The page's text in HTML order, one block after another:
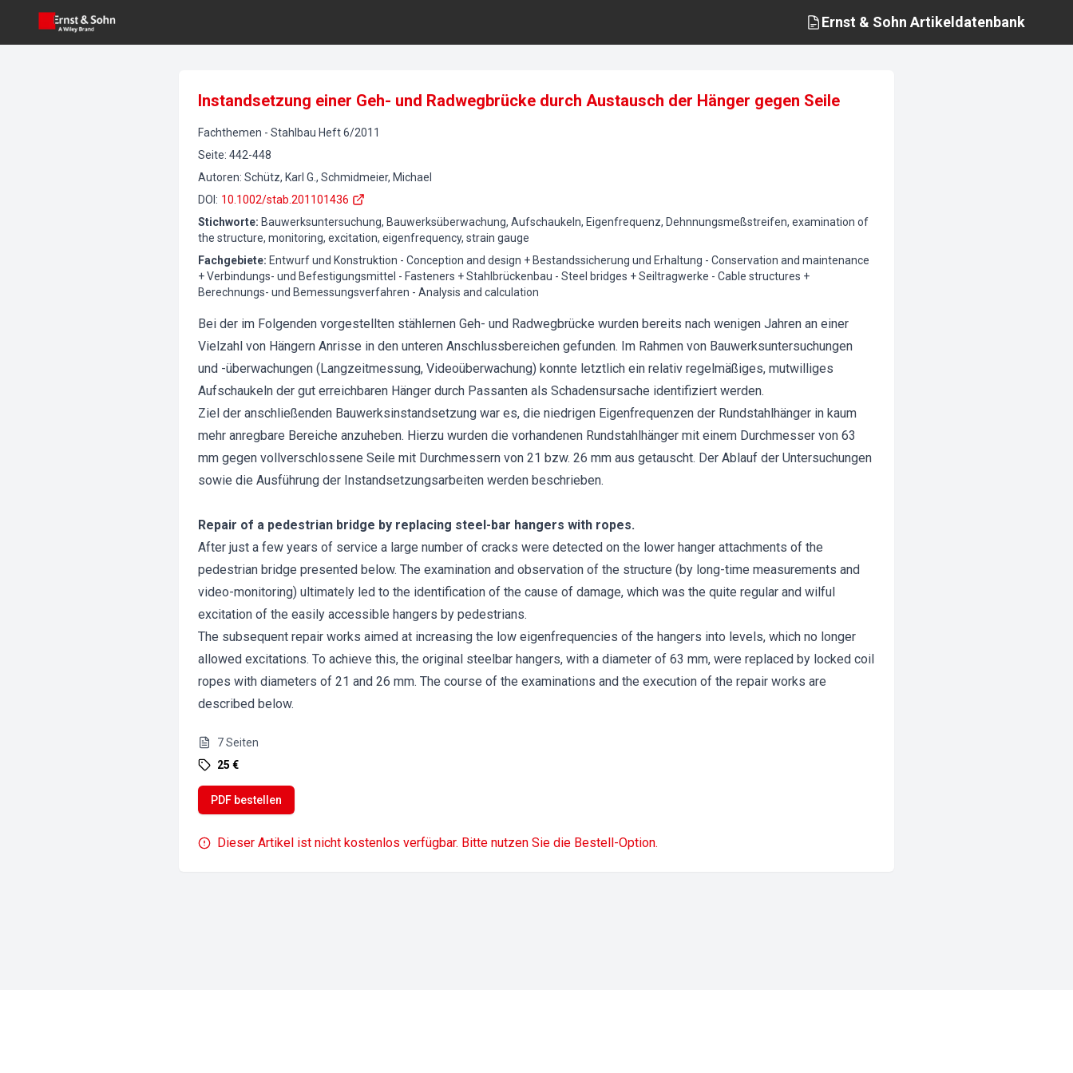
Ernst & Sohn Artikeldatenbank
Instandsetzung einer Geh- und Radwegbrücke durch Austausch der Hänger gegen Seile
Fachthemen - Stahlbau Heft6/2011
Seite: 442-448
Autoren: Schütz, Karl G., Schmidmeier, Michael
DOI : 10.1002/stab.201101436
Stichworte: Bauwerksuntersuchung, Bauwerksüberwachung, Aufschaukeln, Eigenfrequenz, Dehnnungsmeßstreifen, examination of
the structure, monitoring, excitation, eigenfrequency, strain gauge
Fachgebiete: Entwurf und Konstruktion - Conception and design + Bestandssicherung und Erhaltung - Conservation and maintenance
+ Verbindungs- und Befestigungsmittel - Fasteners + Stahlbrückenbau - Steel bridges + Seiltragwerke - Cable structures +
Berechnungs- und Bemessungsverfahren - Analysis and calculation
Bei der im Folgenden vorgestellten stählernen Geh- und Radwegbrücke wurden bereits nach wenigen Jahren an einer
Vielzahl von Hängern Anrisse in den unteren Anschlussbereichen gefunden. Im Rahmen von Bauwerksuntersuchungen
und -überwachungen (Langzeitmessung, Videoüberwachung) konnte letztlich ein relativ regelmäßiges, mutwilliges
Aufschaukeln der gut erreichbaren Hänger durch Passanten als Schadensursache identifiziert werden.
Ziel der anschließenden Bauwerksinstandsetzung war es, die niedrigen Eigenfrequenzen der Rundstahlhänger in kaum
mehr anregbare Bereiche anzuheben. Hierzu wurden die vorhandenen Rundstahlhänger mit einem Durchmesser von 63
mm gegen vollverschlossene Seile mit Durchmessern von 21 bzw. 26 mm aus getauscht. Der Ablauf der Untersuchungen
sowie die Ausführung der Instandsetzungsarbeiten werden beschrieben.
Repair of a pedestrian bridge by replacing steel-bar hangers with ropes.
After just a few years of service a large number of cracks were detected on the lower hanger attachments of the
pedestrian bridge presented below. The examination and observation of the structure (by long-time measurements and
video-monitoring) ultimately led to the identification of the cause of damage, which was the quite regular and wilful
excitation of the easily accessible hangers by pedestrians.
The subsequent repair works aimed at increasing the low eigenfrequencies of the hangers into levels, which no longer
allowed excitations. To achieve this, the original steelbar hangers, with a diameter of 63 mm, were replaced by locked coil
ropes with diameters of 21 and 26 mm. The course of the examinations and the execution of the repair works are
described below.
7Seiten
25 €
PDF bestellen
Dieser Artikel ist nicht kostenlos verfügbar. Bitte nutzen Sie die Bestell-Option.